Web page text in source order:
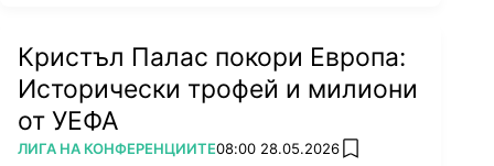
Кристъл Палас покори Европа:
Исторически трофей и милиони
от УЕФА
ПОВЕЧЕ ОТ
ЛИГА НА КОНФЕРЕНЦИИТЕ08:00 28.05.2026 add favorites